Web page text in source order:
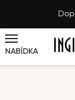
NABÍDKA